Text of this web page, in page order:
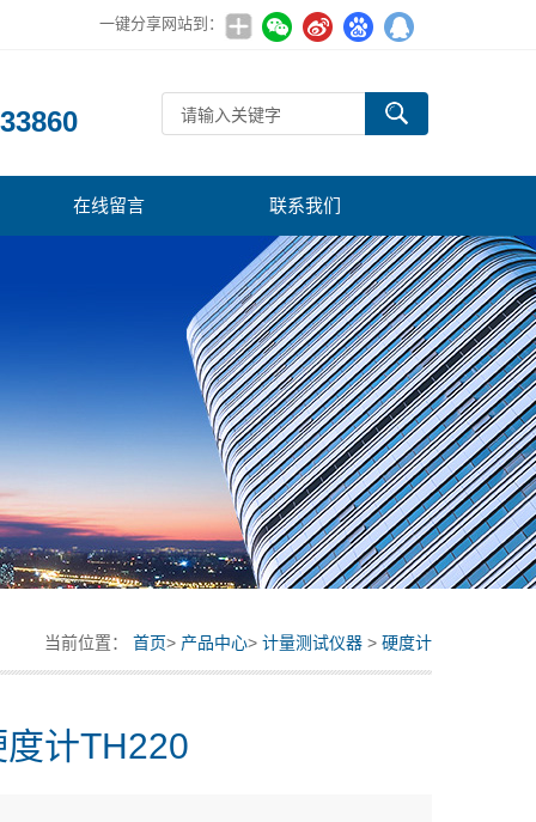
一键分享网站到：
在线留言 联系我们
当前位置： 首页> 产品中心> 计量测试仪器 > 硬度计
计TH220